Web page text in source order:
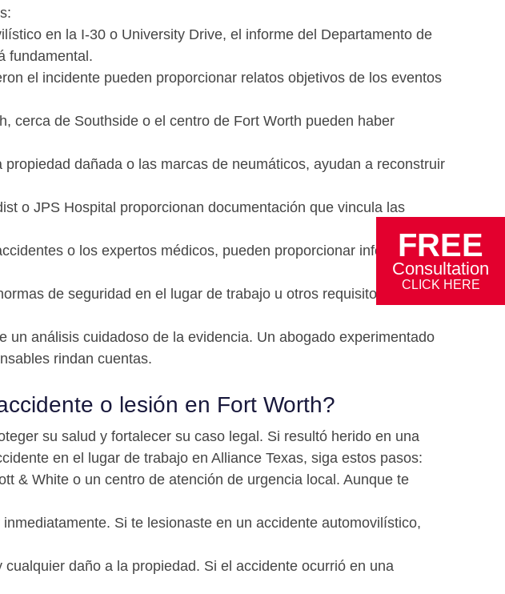
FREE
Consultation
CLICK HERE
en la I-30 o University Drive, el informe del Departamento de
fundamental.
el incidente pueden proporcionar relatos objetivos de los eventos
cerca de Southside o el centro de Fort Worth pueden haber
dañada o las marcas de neumáticos, ayudan a reconstruir
o JPS Hospital proporcionan documentación que vincula las
o los expertos médicos, pueden proporcionar información
de seguridad en el lugar de trabajo u otros requisitos legales
análisis cuidadoso de la evidencia. Un abogado experimentado
rindan cuentas.
o lesión en Fort Worth?
su salud y fortalecer su caso legal. Si resultó herido en una
en el lugar de trabajo en Alliance Texas, siga estos pasos:
& White o un centro de atención de urgencia local. Aunque te
Si te lesionaste en un accidente automovilístico,
daño a la propiedad. Si el accidente ocurrió en una